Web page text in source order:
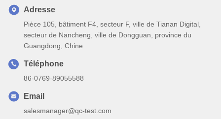
Adresse
Pièce 105, bâtiment F4, secteur F, ville de Tianan Digital,
secteur de Nancheng, ville de Dongguan, province du
Guangdong, Chine
Téléphone
86-0769-89055588
Email
salesmanager@qc-test.com